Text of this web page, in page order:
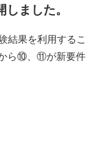
ました。
結果を利用するこ
から⑩、⑪が新要件